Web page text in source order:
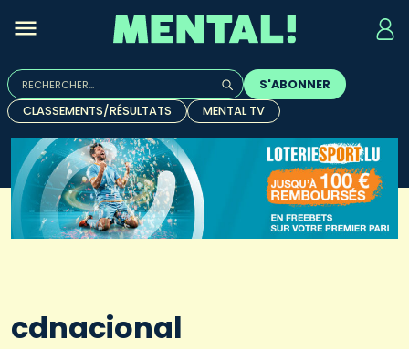
Rechercher :
Quand les résultats de l'auto-complétion sont
S'ABONNER
CLASSEMENTS/RÉSULTATS
MENTAL TV
cdnacional